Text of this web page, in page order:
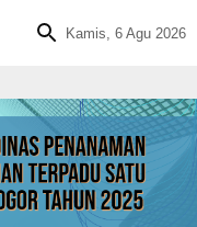
Kamis, 6 Agu 2026